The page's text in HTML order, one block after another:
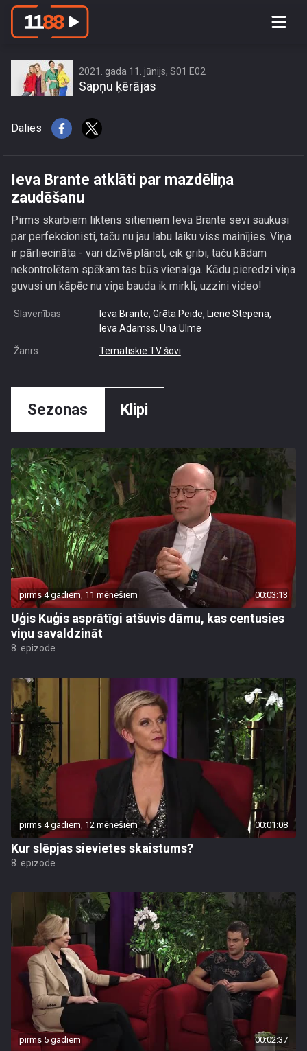
Ieva Brante atklāti par mazdēliņa
2021. gada 11. jūnijs, S01 E02
Sapņu ķērājas
Dalies
Ieva Brante atklāti par mazdēliņa
zaudēšanu
Pirms skarbiem liktens sitieniem Ieva Brante sevi saukusi
par perfekcionisti, taču nu jau labu laiku viss mainījies. Viņa
ir pārliecināta - vari dzīvē plānot, cik gribi, taču kādam
nekontrolētam spēkam tas būs vienalga. Kādu pieredzi viņa
guvusi un kāpēc nu viņa bauda ik mirkli, uzzini video!
Slavenības
Ieva Brante, Grēta Peide, Liene Stepena,
Ieva Adamss, Una Ulme
Žanrs Tematiskie TV šovi
Sezonas Klipi
pirms 4 gadiem, 11 mēnešiem 00:03:13
Uģis Kuģis asprātīgi atšuvis dāmu, kas centusies
viņu savaldzināt
8. epizode
pirms 4 gadiem, 12 mēnešiem 00:01:08
Kur slēpjas sievietes skaistums?
8. epizode
pirms 5 gadiem 00:02:37